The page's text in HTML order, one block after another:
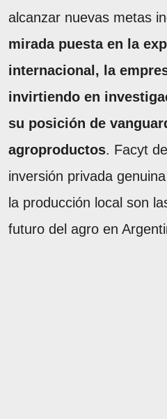
alcanzar nuevas metas
mirada puesta en la
internacional, la
invirtiendo en
su posición de
agroproductos. Facyt
inversión privada
la producción local son
futuro del agro en